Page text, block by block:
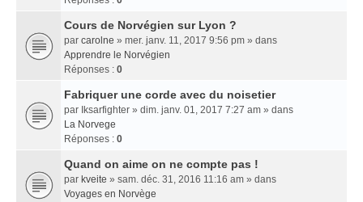
Cours de Norvégien sur Lyon ?
par carolne » mer. janv. 11, 2017 9:56 pm » dans
Apprendre le Norvégien
Réponses : 0
Fabriquer une corde avec du noisetier
par Iksarfighter » dim. janv. 01, 2017 7:27 am » dans
La Norvege
Réponses : 0
Quand on aime on ne compte pas !
par kveite » sam. déc. 31, 2016 11:16 am » dans
Voyages en Norvège